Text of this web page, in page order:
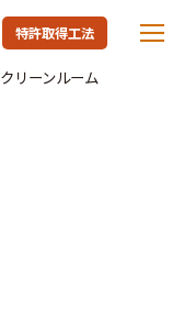
特許取得工法
クリーンルーム